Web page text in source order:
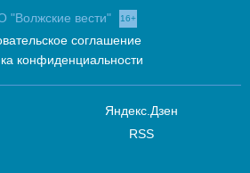
вести" 16+
соглашение
конфиденциальности
Яндекс.Дзен
RSS